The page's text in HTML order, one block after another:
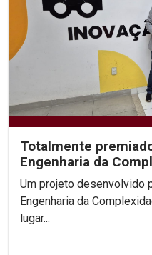
Totalmente
Engenharia da
lugar no Prêmio...
Um projeto desenvolvido
Engenharia da
lugar...